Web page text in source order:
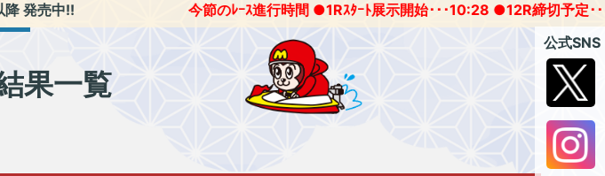
モーターボート抽選結果・
予選得点率ランキング
無料専門予想紙 フォトギャラリー
グ尾道
手紹介 広島支部日記動画 モンタチャンネル
番組配信予定 各種キャンペーン
宮島オリジナルグッズ
横断幕について
パノラマムービー
定日
ギャンブル依存症関連
) 交通アクセス 専用駐車場
ROKU宮島
発売中!! 今節のﾚｰｽ進行時間 ●1Rｽﾀｰﾄ展示開始･･･10:28 ●12R締切予定･･･16:45頃
果一覧
公式SNS